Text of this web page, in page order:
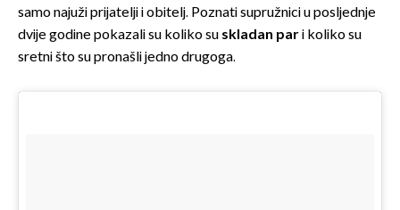
samo najuži prijatelji i obitelj. Poznati supružnici u posljednje
dvije godine pokazali su koliko su skladan pari koliko su
sretni što su pronašli jedno drugoga.